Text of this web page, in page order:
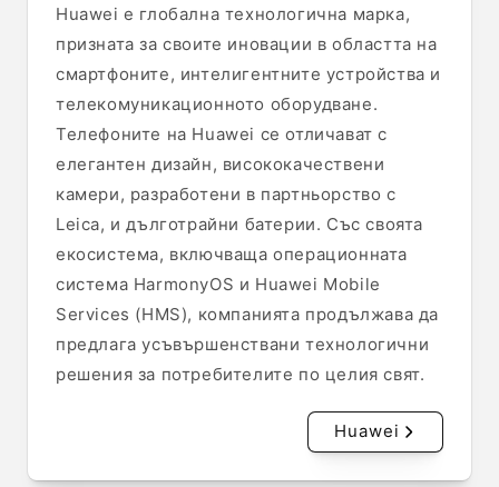
Huawei е глобална технологична марка,
призната за своите иновации в областта на
смартфоните, интелигентните устройства и
телекомуникационното оборудване.
Телефоните на Huawei се отличават с
елегантен дизайн, висококачествени
камери, разработени в партньорство с
Leica, и дълготрайни батерии. Със своята
екосистема, включваща операционната
система HarmonyOS и Huawei Mobile
Services (HMS), компанията продължава да
предлага усъвършенствани технологични
решения за потребителите по целия свят.
Huawei